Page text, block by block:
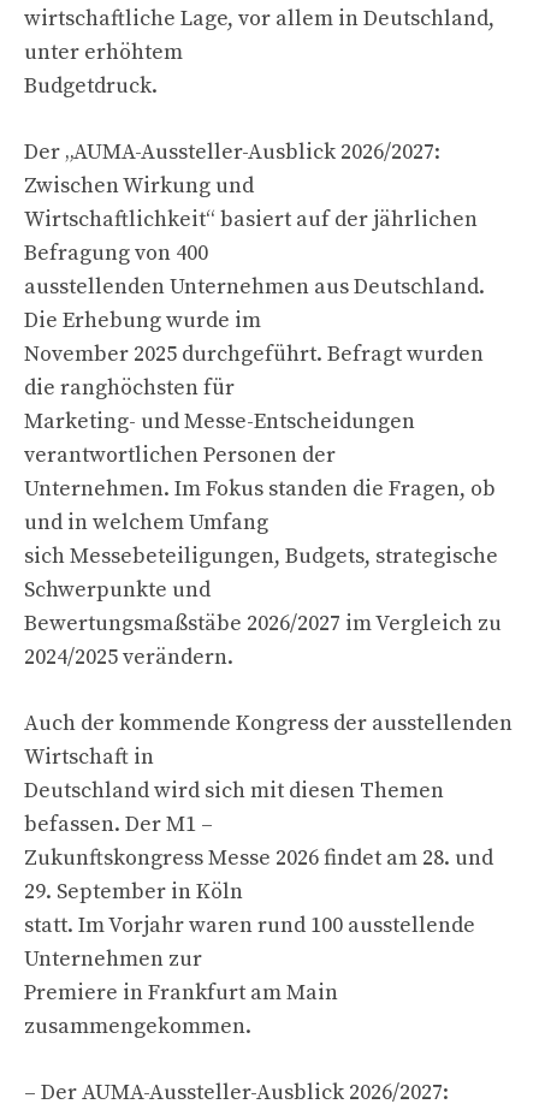
wirtschaftliche Lage, vor allem in Deutschland,
unter erhöhtem
Budgetdruck.
Der „AUMA-Aussteller-Ausblick 2026/2027:
Zwischen Wirkung und
Wirtschaftlichkeit“ basiert auf der jährlichen
Befragung von 400
ausstellenden Unternehmen aus Deutschland.
Die Erhebung wurde im
November 2025 durchgeführt. Befragt wurden
die ranghöchsten für
Marketing- und Messe-Entscheidungen
verantwortlichen Personen der
Unternehmen. Im Fokus standen die Fragen, ob
und in welchem Umfang
sich Messebeteiligungen, Budgets, strategische
Schwerpunkte und
Bewertungsmaßstäbe 2026/2027 im Vergleich zu
2024/2025 verändern.
Auch der kommende Kongress der ausstellenden
Wirtschaft in
Deutschland wird sich mit diesen Themen
befassen. Der M1 –
Zukunftskongress Messe 2026 findet am 28. und
29. September in Köln
statt. Im Vorjahr waren rund 100 ausstellende
Unternehmen zur
Premiere in Frankfurt am Main
zusammengekommen.
– Der AUMA-Aussteller-Ausblick 2026/2027: